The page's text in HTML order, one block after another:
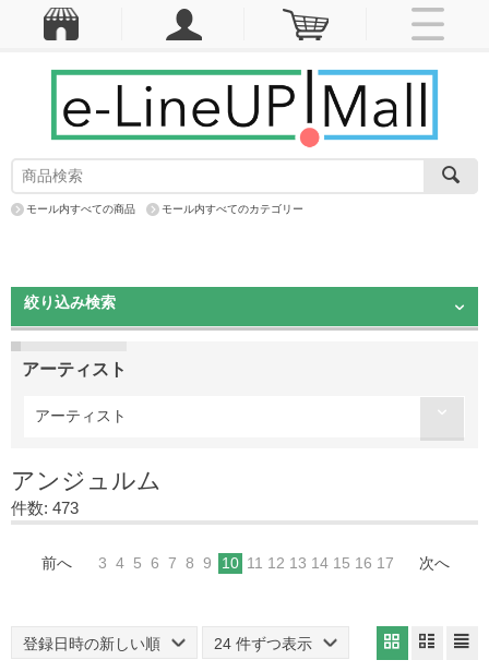
モール内すべての商品 モール内すべてのカテゴリー
絞り込み検索
アーティスト
アーティスト
アンジュルム
件数: 473
前へ 3 4 5 6 7 8 9 10 11 12 13 14 15 16 17 次へ
登録日時の新しい順 24 件ずつ表示